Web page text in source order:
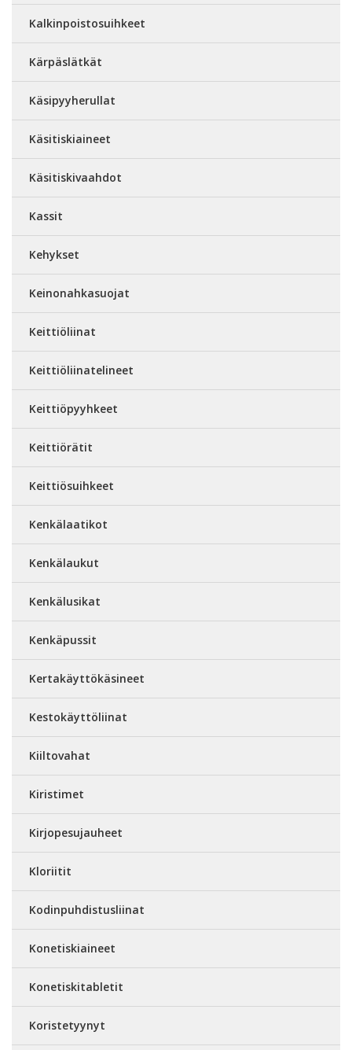
Kalkinpoistosuihkeet
Kärpäslätkät
Käsipyyherullat
Käsitiskiaineet
Käsitiskivaahdot
Kassit
Kehykset
Keinonahkasuojat
Keittiöliinat
Keittiöliinatelineet
Keittiöpyyhkeet
Keittiörätit
Keittiösuihkeet
Kenkälaatikot
Kenkälaukut
Kenkälusikat
Kenkäpussit
Kertakäyttökäsineet
Kestokäyttöliinat
Kiiltovahat
Kiristimet
Kirjopesujauheet
Kloriitit
Kodinpuhdistusliinat
Konetiskiaineet
Konetiskitabletit
Koristetyynyt